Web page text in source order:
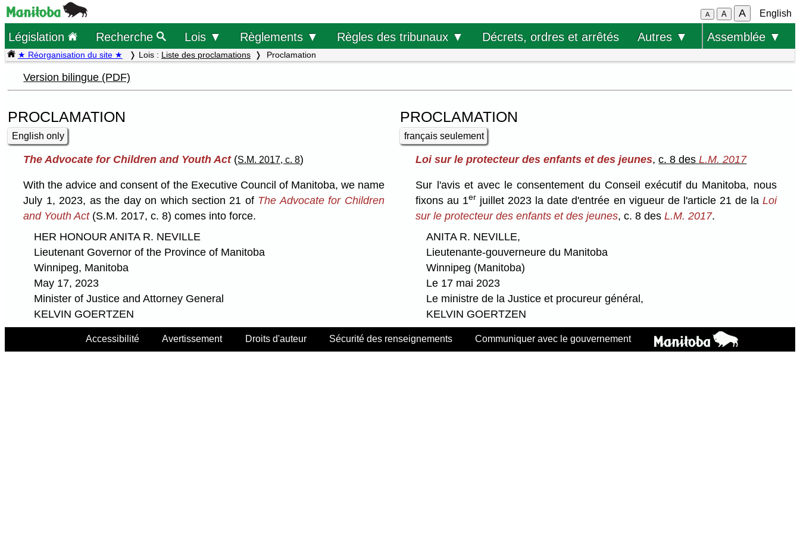
A A A English
Législation Recherche Lois ▼ Règlements ▼ Règles des tribunaux ▼ Décrets, ordres et arrêtés Autres ▼ Assemblée ▼
★ Réorganisation du site ★ Lois : Liste des proclamations Proclamation
Version bilingue (PDF)
PROCLAMATION
English only
PROCLAMATION
français seulement
The Advocate for Children and Youth Act(S.M. 2017, c. 8) Loi sur le protecteur des enfants et des jeunes,c. 8 desL.M. 2017
With the advice and consent of the Executive Council of Manitoba, we name
July 1, 2023, as the day on which section 21 of The Advocate for Children
and Youth Act(S.M. 2017, c. 8) comes into force.
Sur l'avis et avec le consentement du Conseil exécutif du Manitoba, nous
fixons au 1er juillet 2023 la date d'entrée en vigueur de l'article 21 de la Loi
sur le protecteur des enfants et des jeunes, c. 8 desL.M. 2017.
HER HONOUR ANITA R. NEVILLE
Lieutenant Governor of the Province of Manitoba
Winnipeg, Manitoba
May 17, 2023
Minister of Justice and Attorney General
KELVIN GOERTZEN
ANITA R. NEVILLE,
Lieutenante-gouverneure du Manitoba
Winnipeg (Manitoba)
Le 17 mai 2023
Le ministre de la Justice et procureur général,
KELVIN GOERTZEN
Accessibilité Avertissement Droits d'auteur Sécurité des renseignements Communiquer avec le gouvernement